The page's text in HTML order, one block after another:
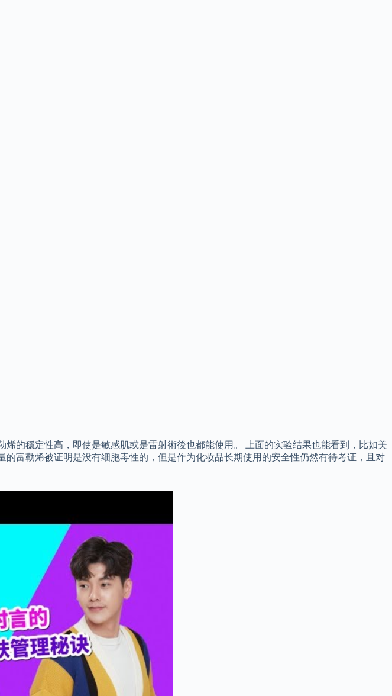
的穩定性高，即使是敏感肌或是雷射術後也都能使用。 上面的实验结果也能看到，比如美
富勒烯被证明是没有细胞毒性的，但是作为化妆品长期使用的安全性仍然有待考证，且对